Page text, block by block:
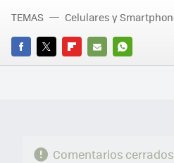
FACEBOOK
TWITTERFLIPBOARD
E-
WHATSAPP
TEMAS Celulares y
Comentarios cerrados